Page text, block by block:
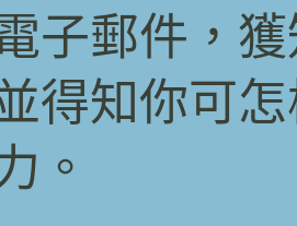
子郵件，
得知你可
。